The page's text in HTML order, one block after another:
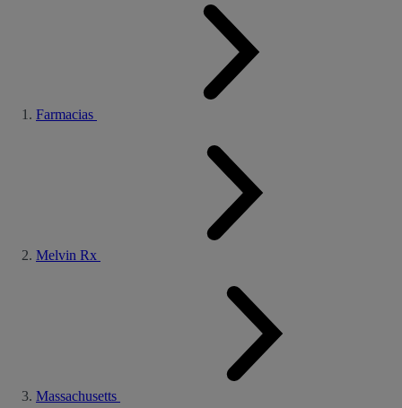
Farmacias
Melvin Rx
Massachusetts